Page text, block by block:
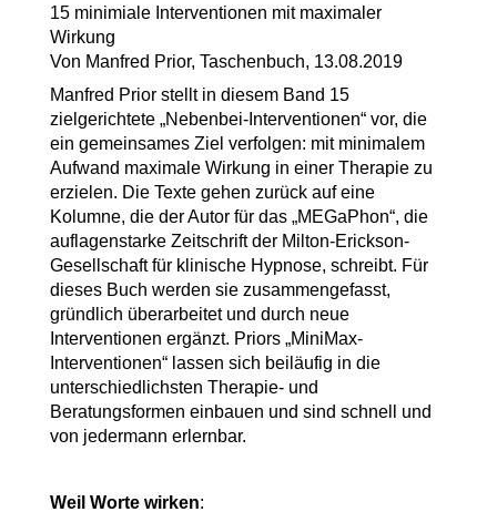
15 minimiale Interventionen mit maximaler
Wirkung
Von Manfred Prior, Taschenbuch, 13.08.2019
Manfred Prior stellt in diesem Band 15
zielgerichtete „Nebenbei-Interventionen“ vor, die
ein gemeinsames Ziel verfolgen: mit minimalem
Aufwand maximale Wirkung in einer Therapie zu
erzielen. Die Texte gehen zurück auf eine
Kolumne, die der Autor für das „MEGaPhon“, die
auflagenstarke Zeitschrift der Milton-Erickson-
Gesellschaft für klinische Hypnose, schreibt. Für
dieses Buch werden sie zusammengefasst,
gründlich überarbeitet und durch neue
Interventionen ergänzt. Priors „MiniMax-
Interventionen“ lassen sich beiläufig in die
unterschiedlichsten Therapie- und
Beratungsformen einbauen und sind schnell und
von jedermann erlernbar.
Weil Worte wirken: